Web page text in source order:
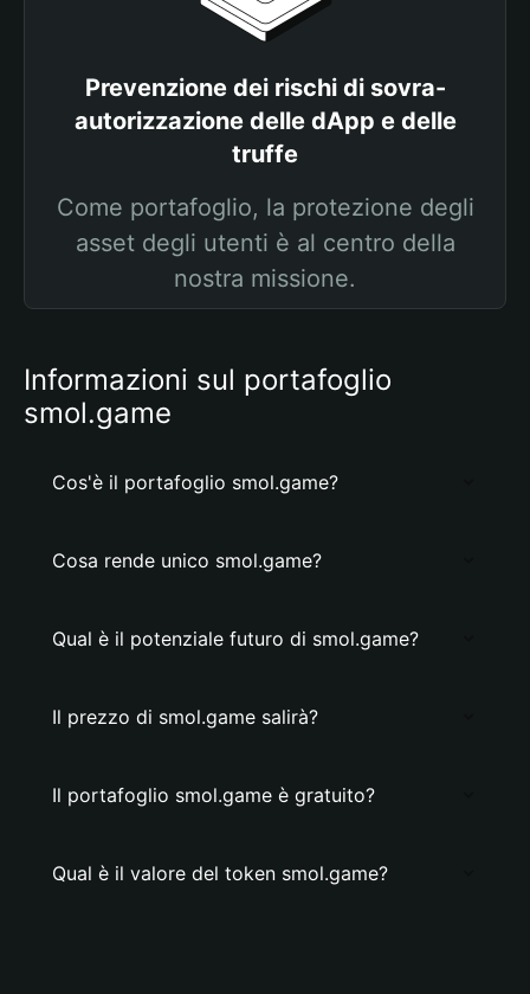
Prevenzione dei rischi di sovra-
autorizzazione delle dApp e delle
truffe
Come portafoglio, la protezione degli
asset degli utenti è al centro della
nostra missione.
Informazioni sul portafoglio
smol.game
Cos'è il portafoglio smol.game?
Cosa rende unico smol.game?
Qual è il potenziale futuro di smol.game?
Il prezzo di smol.game salirà?
Il portafoglio smol.game è gratuito?
Qual è il valore del token smol.game?